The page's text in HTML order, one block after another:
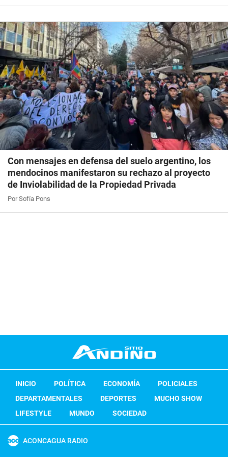
Con mensajes en defensa del suelo argentino, los
mendocinos manifestaron su rechazo al proyecto
de Inviolabilidad de la Propiedad Privada
Por Sofía Pons
INICIO POLÍTICA ECONOMÍA
POLICIALES
DEPARTAMENTALES
DEPORTES
MUCHO SHOW
LIFESTYLE
MUNDO SOCIEDAD
ACONCAGUA RADIO